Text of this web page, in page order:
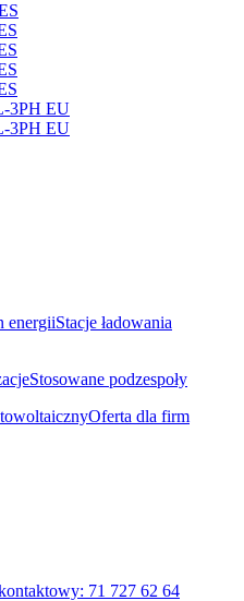
3PH EU
3PH EU
energiiStacje ładowania
Stosowane podzespoły
Oferta dla firm
71 727 62 64